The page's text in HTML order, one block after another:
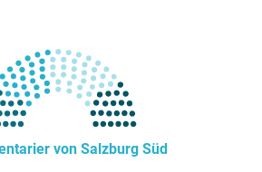
von Salzburg Süd